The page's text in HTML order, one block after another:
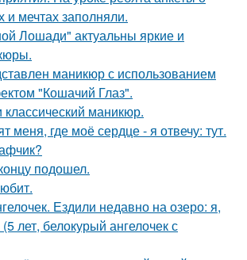
и мечтах заполняли.
Лошади" актуальны яркие и
маникюр с использованием
"Кошачий Глаз".
маникюр.
меня, где моё сердце - я отвечу: тут.
подошел.
Ездили недавно на озеро: я,
лет, белокурый ангелочек с